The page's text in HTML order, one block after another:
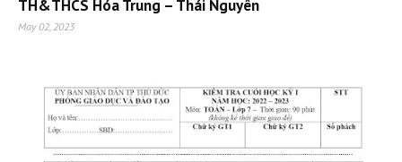
TH&THCS Hóa Trung – Thái Nguyên
May 02, 2023